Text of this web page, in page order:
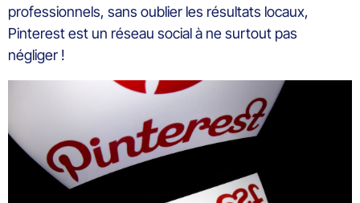
professionnels, sans oublier les résultats locaux,
Pinterest est un réseau social à ne surtout pas
négliger !